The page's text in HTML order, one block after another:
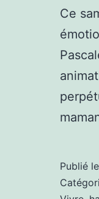
Ce
Publié le